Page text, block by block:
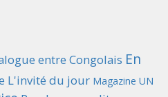
entre Congolais En
L'invité du jour Magazine UN